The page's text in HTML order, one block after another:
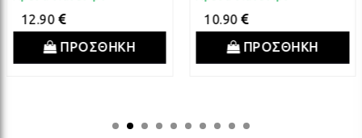
12.90
ΠΡΟΣΘΗΚΗ
10.90
ΠΡΟΣΘΗΚΗ